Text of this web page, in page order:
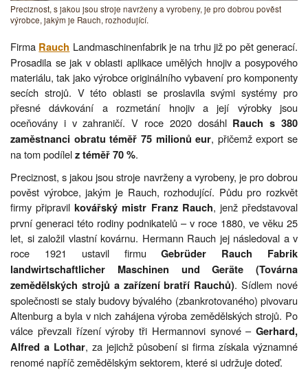
Preciznost, s jakou jsou stroje navrženy a vyrobeny, je pro dobrou pověst
výrobce, jakým je Rauch, rozhodující.
Firma Rauch Landmaschinenfabrik je na trhu již po pět generací.
Prosadila se jak v oblasti aplikace umělých hnojiv a posypového
materiálu, tak jako výrobce originálního vybavení pro komponenty
secích strojů. V této oblasti se proslavila svými systémy pro
přesné dávkování a rozmetání hnojiv a její výrobky jsou
oceňovány i v zahraničí. V roce 2020 dosáhl Rauch s 380
zaměstnanci obratu téměř 75 milionů eur, přičemž export se
na tom podílelz téměř 70 %.
Preciznost, s jakou jsou stroje navrženy a vyrobeny, je pro dobrou
pověst výrobce, jakým je Rauch, rozhodující. Půdu pro rozkvět
firmy připravilkovářský mistr Franz Rauch, jenž představoval
první generaci této rodiny podnikatelů – v roce 1880, ve věku 25
let, si založil vlastní kovárnu. Hermann Rauch jej následoval a v
roce 1921 ustavil firmuGebrüder Rauch Fabrik
landwirtschaftlicher Maschinen und Geräte (Továrna
zemědělských strojů a zařízení bratří Rauchů). Sídlem nové
společnosti se staly budovy bývalého (zbankrotovaného) pivovaru
Altenburg a byla v nich zahájena výroba zemědělských strojů. Po
válce převzali řízení výroby tři Hermannovi synové – Gerhard,
Alfred a Lothar, za jejichž působení si firma získala významné
renomé napříč zemědělským sektorem, které si udržuje doteď.